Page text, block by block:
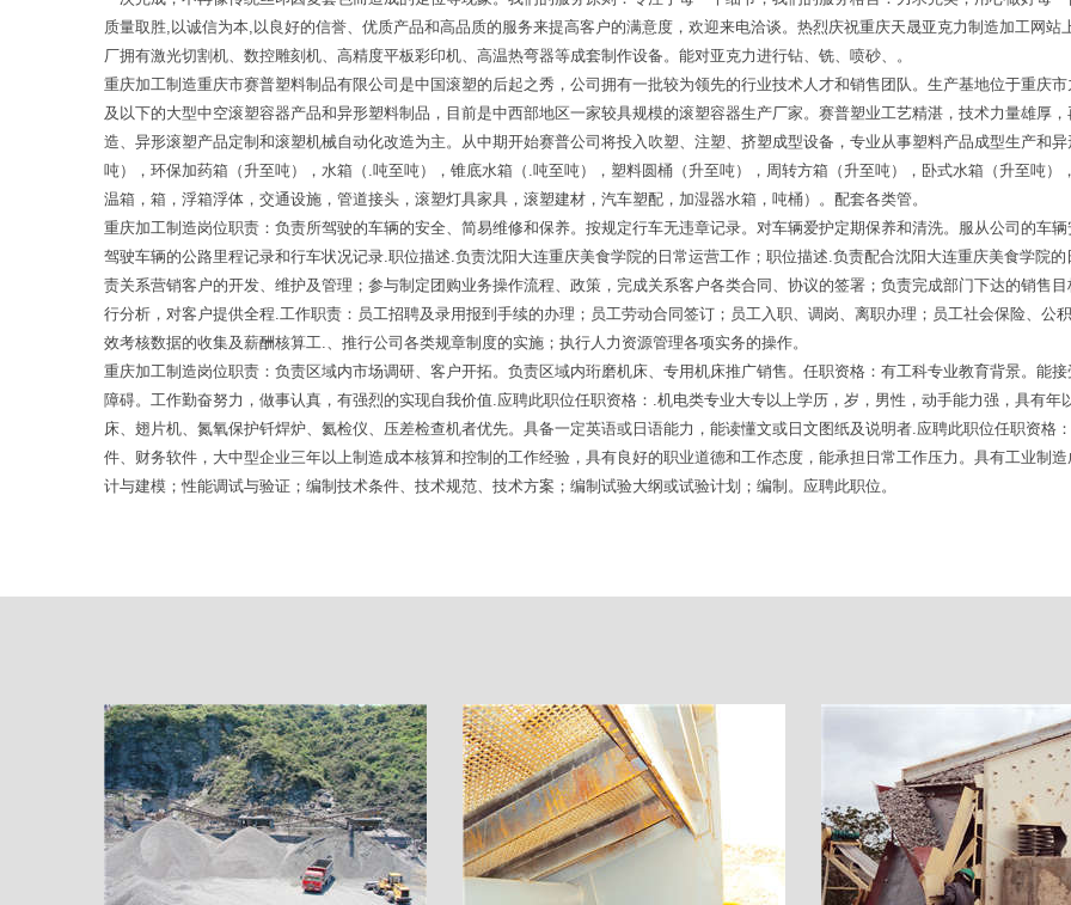
质量取胜,以诚信为本,以良好的信誉、优质产品和高品质的服务来提高客户的满意度，欢迎来电洽谈。热烈庆祝重庆天晟亚克力制造加工网
厂拥有激光切割机、数控雕刻机、高精度平板彩印机、高温热弯器等成套制作设备。能对亚克力进行钻、铣、喷砂、。
重庆加工制造重庆市赛普塑料制品有限公司是中国滚塑的后起之秀，公司拥有一批较为领先的行业技术人才和销售团队。生产基地位于重庆
及以下的大型中空滚塑容器产品和异形塑料制品，目前是中西部地区一家较具规模的滚塑容器生产厂家。赛普塑业工艺精湛，技术力量雄厚
造、异形滚塑产品定制和滚塑机械自动化改造为主。从中期开始赛普公司将投入吹塑、注塑、挤塑成型设备，专业从事塑料产品成型生产和
吨），环保加药箱（升至吨），水箱（.吨至吨），锥底水箱（.吨至吨），塑料圆桶（升至吨），周转方箱（升至吨），卧式水箱（升至吨
温箱，箱，浮箱浮体，交通设施，管道接头，滚塑灯具家具，滚塑建材，汽车塑配，加湿器水箱，吨桶）。配套各类管。
重庆加工制造岗位职责：负责所驾驶的车辆的安全、简易维修和保养。按规定行车无违章记录。对车辆爱护定期保养和清洗。服从公司的车
驾驶车辆的公路里程记录和行车状况记录.职位描述.负责沈阳大连重庆美食学院的日常运营工作；职位描述.负责配合沈阳大连重庆美食学院
责关系营销客户的开发、维护及管理；参与制定团购业务操作流程、政策，完成关系客户各类合同、协议的签署；负责完成部门下达的销售
行分析，对客户提供全程.工作职责：员工招聘及录用报到手续的办理；员工劳动合同签订；员工入职、调岗、离职办理；员工社会保险、公
效考核数据的收集及薪酬核算工.、推行公司各类规章制度的实施；执行人力资源管理各项实务的操作。
重庆加工制造岗位职责：负责区域内市场调研、客户开拓。负责区域内珩磨机床、专用机床推广销售。任职资格：有工科专业教育背景。能
障碍。工作勤奋努力，做事认真，有强烈的实现自我价值.应聘此职位任职资格：.机电类专业大专以上学历，岁，男性，动手能力强，具有
床、翅片机、氮氧保护钎焊炉、氦检仪、压差检查机者优先。具备一定英语或日语能力，能读懂文或日文图纸及说明者.应聘此职位任职资格
件、财务软件，大中型企业三年以上制造成本核算和控制的工作经验，具有良好的职业道德和工作态度，能承担日常工作压力。具有工业制
计与建模；性能调试与验证；编制技术条件、技术规范、技术方案；编制试验大纲或试验计划；编制。应聘此职位。